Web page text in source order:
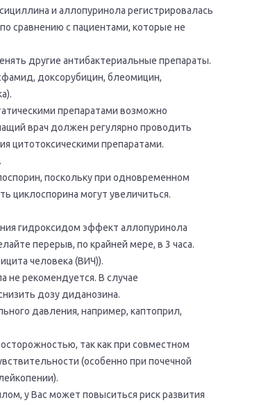
и аллопуринола регистрировалась
сравнению с пациентами, которые не
другие антибактериальные препараты.
доксорубицин, блеомицин,
препаратами возможно
врач должен регулярно проводить
цитотоксическими препаратами.
поскольку при одновременном
циклоспорина могут увеличиться.
гидроксидом эффект аллопуринола
перерыв, по крайней мере, в 3 часа.
человека (ВИЧ)).
рекомендуется. В случае
дозу диданозина.
давления, например, каптоприл,
так как при совместном
(особенно при почечной
у Вас может повыситься риск развития